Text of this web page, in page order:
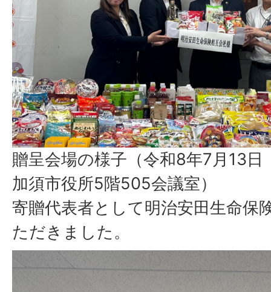
贈呈会場の様子（令和8年7月13
加須市役所5階505会議室）
寄贈代表者として明治安田生命保
ただきました。